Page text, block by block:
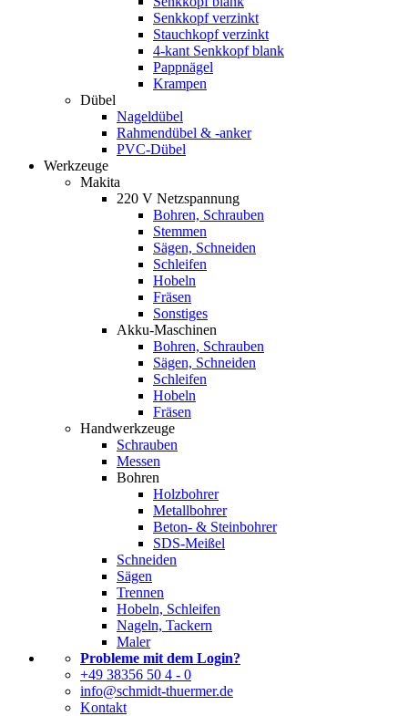
Senkkopf verzinkt
Stauchkopf verzinkt
4-kant Senkkopf blank
Pappnägel
Krampen
Dübel
Nageldübel
Rahmendübel & -anker
PVC-Dübel
Werkzeuge
Makita
220 V Netzspannung
Bohren, Schrauben
Stemmen
Sägen, Schneiden
Schleifen
Hobeln
Fräsen
Sonstiges
Akku-Maschinen
Bohren, Schrauben
Sägen, Schneiden
Schleifen
Hobeln
Fräsen
Handwerkzeuge
Schrauben
Messen
Bohren
Holzbohrer
Metallbohrer
Beton- & Steinbohrer
SDS-Meißel
Schneiden
Sägen
Trennen
Hobeln, Schleifen
Nageln, Tackern
Maler
Probleme mit dem Login?
+49 38356 50 4 - 0
info@schmidt-thuermer.de
Kontakt